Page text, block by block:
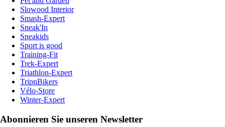
Slowood Interior
Smash-Expert
Sneak'In
Sneakids
Sport is good
Training-Fit
Trek-Expert
Triathlon-Expert
TripnBikers
Vélo-Store
Winter-Expert
Abonnieren Sie unseren Newsletter